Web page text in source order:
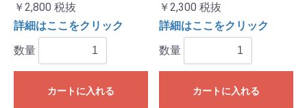
￥2,800 税抜
詳細はここをクリック
数量
カートに入れる
￥2,300 税抜
詳細はここをクリック
数量
カートに入れる